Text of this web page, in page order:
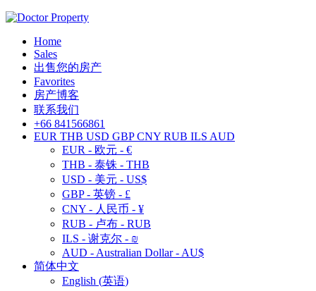
Home
Sales
出售您的房产
Favorites
房产博客
联系我们
+66 841566861
EUR THB USD GBP CNY RUB ILS AUD
EUR - 欧元 - €
THB - 泰铢 - THB
USD - 美元 - US$
GBP - 英镑 - £
CNY - 人民币 - ¥
RUB - 卢布 - RUB
ILS - 谢克尔 - ₪
AUD - Australian Dollar - AU$
简体中文
English (英语)